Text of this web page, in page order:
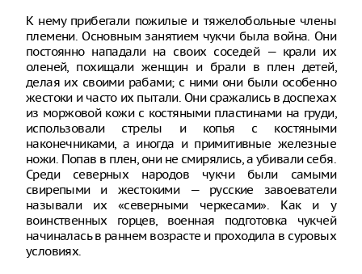
К нему прибегали пожилые и тяжелобольные члены
племени. Основным занятием чукчи была война. Они
постоянно нападали на своих соседей — крали их
оленей, похищали женщин и брали в плен детей,
делая их своими рабами; с ними они были особенно
жестоки и часто их пытали. Они сражались в доспехах
из моржовой кожи с костяными пластинами на груди,
использовали стрелы и копья с костяными
наконечниками, а иногда и примитивные железные
ножи. Попав в плен, они не смирялись, а убивали себя.
Среди северных народов чукчи были самыми
свирепыми и жестокими — русские завоеватели
называли их «северными черкесами». Как и у
воинственных горцев, военная подготовка чукчей
начиналась в раннем возрасте и проходила в суровых
условиях.